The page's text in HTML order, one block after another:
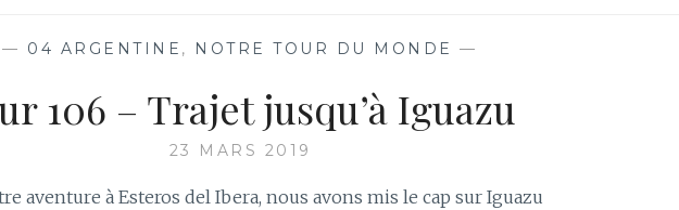
BRÉSILIEN
— 04 ARGENTINE , NOTRE TOUR DU MONDE —
106 – Trajet jusqu’à Iguazu
23 MARS 2019
aventure à Esteros del Ibera, nous avons mis le cap sur Iguazu